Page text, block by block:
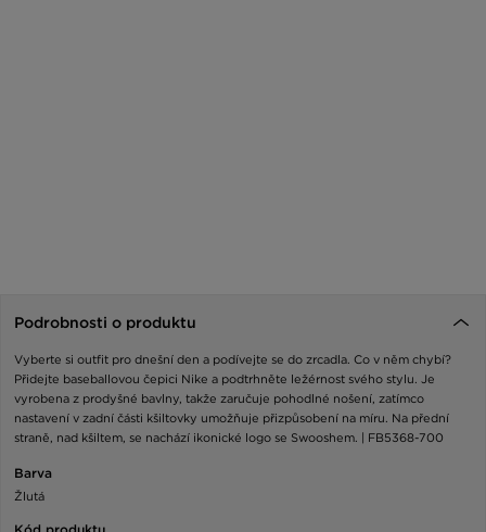
Podrobnosti o produktu
Vyberte si outfit pro dnešní den a podívejte se do zrcadla. Co v něm chybí?
Přidejte baseballovou čepici Nike a podtrhněte ležérnost svého stylu. Je
vyrobena z prodyšné bavlny, takže zaručuje pohodlné nošení, zatímco
nastavení v zadní části kšiltovky umožňuje přizpůsobení na míru. Na přední
straně, nad kšiltem, se nachází ikonické logo se Swooshem. | FB5368-700
Barva
Žlutá